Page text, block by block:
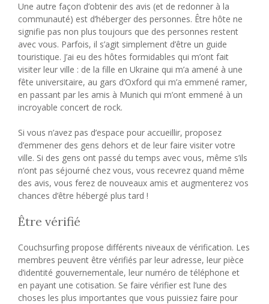
Une autre façon d’obtenir des avis (et de redonner à la
communauté) est d’héberger des personnes. Être hôte ne
signifie pas non plus toujours que des personnes restent
avec vous. Parfois, il s’agit simplement d’être un guide
touristique. J’ai eu des hôtes formidables qui m’ont fait
visiter leur ville : de la fille en Ukraine qui m’a amené à une
fête universitaire, au gars d’Oxford qui m’a emmené ramer,
en passant par les amis à Munich qui m’ont emmené à un
incroyable concert de rock.
Si vous n’avez pas d’espace pour accueillir, proposez
d’emmener des gens dehors et de leur faire visiter votre
ville. Si des gens ont passé du temps avec vous, même s’ils
n’ont pas séjourné chez vous, vous recevrez quand même
des avis, vous ferez de nouveaux amis et augmenterez vos
chances d’être hébergé plus tard !
Être vérifié
Couchsurfing propose différents niveaux de vérification. Les
membres peuvent être vérifiés par leur adresse, leur pièce
d’identité gouvernementale, leur numéro de téléphone et
en payant une cotisation. Se faire vérifier est l’une des
choses les plus importantes que vous puissiez faire pour